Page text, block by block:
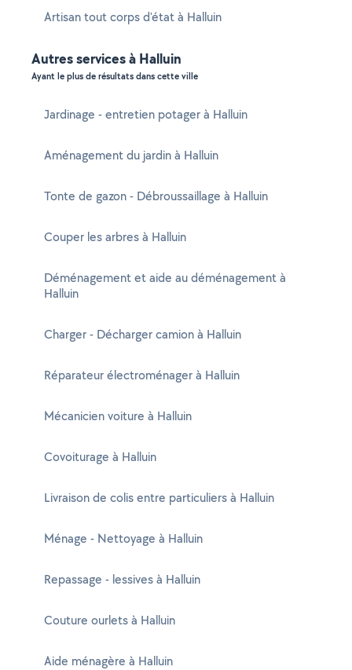
Artisan tout corps d'état à Halluin
Autres services à Halluin
Ayant le plus de résultats dans cette ville
Jardinage - entretien potager à Halluin
Aménagement du jardin à Halluin
Tonte de gazon - Débroussaillage à Halluin
Couper les arbres à Halluin
Déménagement et aide au déménagement à
Halluin
Charger - Décharger camion à Halluin
Réparateur électroménager à Halluin
Mécanicien voiture à Halluin
Covoiturage à Halluin
Livraison de colis entre particuliers à Halluin
Ménage - Nettoyage à Halluin
Repassage - lessives à Halluin
Couture ourlets à Halluin
Aide ménagère à Halluin